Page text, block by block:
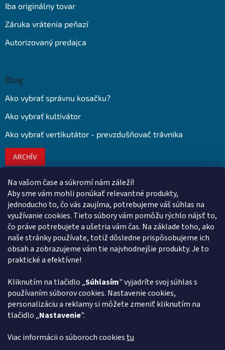
Na vašom čase a súkromí nám záleží!
Aby sme vám mohli ponúkať relevantné produkty,
jednoducho to, čo vás zaujíma, potrebujeme váš súhlas na
využívanie cookies. Tieto súbory vám pomôžu rýchlo nájsť to,
čo práve potrebujete a ušetria vám čas. Na základe toho, ako
naše stránky používate, totiž dôsledne prispôsobujeme ich
obsah a zobrazujeme vám tie najvhodnejšie produkty. Je to
praktické a efektívne!
Kliknutím na tlačidlo „Súhlasím" vyjadríte svoj súhlas s
používaním súborov cookies. Nastavenie cookies,
personalizáciu a reklamy si môžete zmeniť kliknutím na
tlačidlo „Nastavenie".
Viac informácii o súboroch cookies tu
Iba originálny tovar
Záruka vrátenia peňazí
Autorizovaný predajca
Blog
Ako vybrať správnu kosačku?
Ako vybrať kultivátor
Ako vybrať vertikutátor - prevzdušňovač trávnika
ARCHÍV
Kontakt
obchod@ euroshopy.sk
0911 931 019
0911 931 019
Facebook Euroshopy
Prijímame online platby